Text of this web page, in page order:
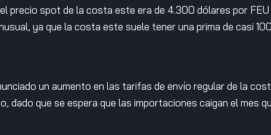
precio spot de la costa este era de 4.300 dólares por FEU
ya que la costa este suele tener una prima de casi
un aumento en las tarifas de envío regular de la
dado que se espera que las importaciones caigan el mes